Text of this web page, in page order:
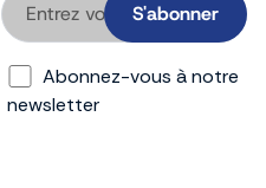
Abonnez-vous à notre
newsletter